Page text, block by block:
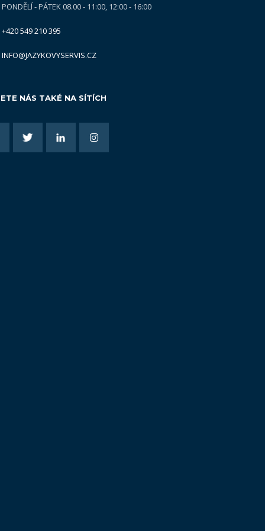
PONDĚLÍ - PÁTEK 08.00 - 11:00, 12:00 - 16:00
+420 549 210 395
INFO@JAZYKOVYSERVIS.CZ
NÁS TAKÉ NA SÍTÍCH